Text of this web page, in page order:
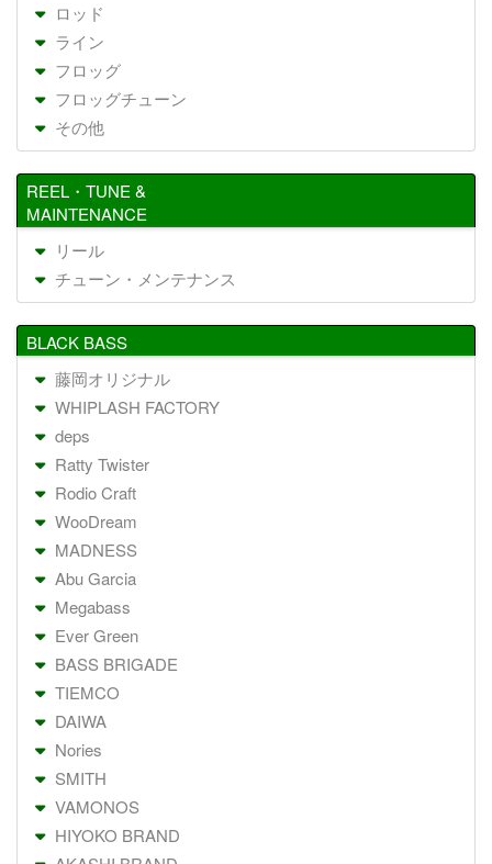
ロッド
ライン
フロッグ
フロッグチューン
その他
REEL・TUNE &
MAINTENANCE
リール
チューン・メンテナンス
BLACK BASS
藤岡オリジナル
WHIPLASH FACTORY
deps
Ratty Twister
Rodio Craft
WooDream
MADNESS
Abu Garcia
Megabass
Ever Green
BASS BRIGADE
TIEMCO
DAIWA
Nories
SMITH
VAMONOS
HIYOKO BRAND